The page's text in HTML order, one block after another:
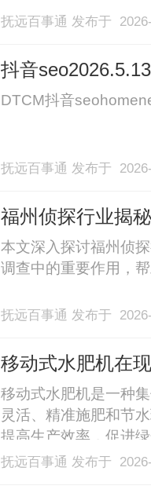
抚远百事通 发布于
抖音seo2026.5.13
DTCM抖音
抚远百事通 发布于
福州侦探行业揭
本文深入探讨福州侦
调查中的重要作用，
抚远百事通 发布于
移动式水肥机在
移动式水肥机是一种
灵活、精准施肥和节
提高生产效率，促进
抚远百事通 发布于